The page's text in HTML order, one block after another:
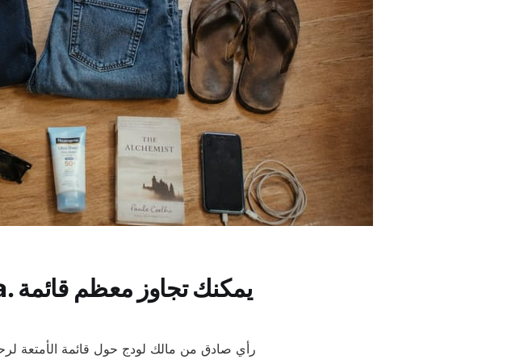
رأي صادق من مالك لودج حول قائمة الأمتعة